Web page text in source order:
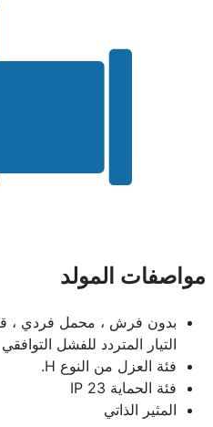
مواصفات المولد
التيار المتردد للفشل التوافقي
فئة العزل من النوع H.
فئة الحماية IP 23
المثير الذاتي